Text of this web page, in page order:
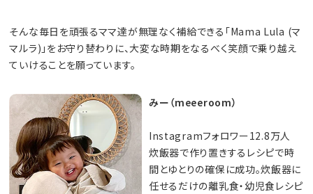
そんな毎日を頑張るママ達が無理なく補給できる「Mama Lula (マ
マルラ)」をお守り替わりに、大変な時期をなるべく笑顔で乗り越え
ていけることを願っています。
みー（meeeroom）
Instagramフォロワー12.8万人
炊飯器で作り置きするレシピで時
間とゆとりの確保に成功。炊飯器に
任せるだけの離乳食・幼児食レシピ